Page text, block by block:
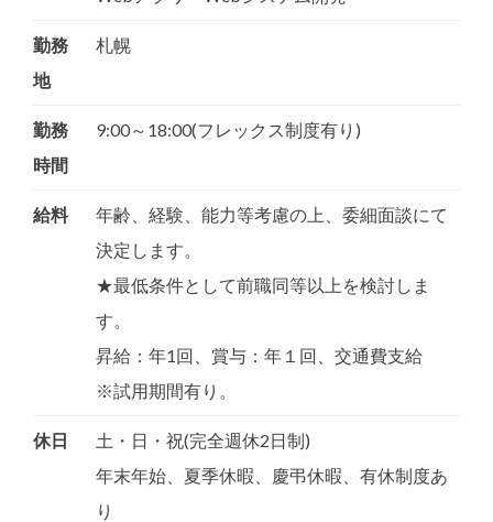
勤務
地
札幌
勤務
時間
9:00～18:00(フレックス制度有り)
給料
年齢、経験、能力等考慮の上、委細面談にて
決定します。
★最低条件として前職同等以上を検討しま
す。
昇給：年1回、賞与：年１回、交通費支給
※試用期間有り。
休日
土・日・祝(完全週休2日制)
年末年始、夏季休暇、慶弔休暇、有休制度あ
り